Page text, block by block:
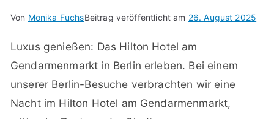
Von Monika FuchsBeitrag veröffentlicht am 26. August 2025
Luxus genießen: Das Hilton Hotel am
Gendarmenmarkt in Berlin erleben. Bei einem
unserer Berlin-Besuche verbrachten wir eine
Nacht im Hilton Hotel am Gendarmenmarkt,